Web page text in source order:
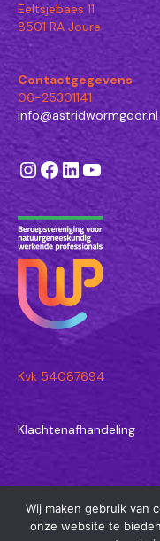
Eeltsjebaes 11
8501 RA Joure
Contactgegevens
06-25301141
info@astridwormgoor.nl
Instagram
Facebook
LinkedIn
YouTube
Kvk 54087694
Klachtenafhandeling
© 2026 Astrid
Wij maken gebruik van
onze website te